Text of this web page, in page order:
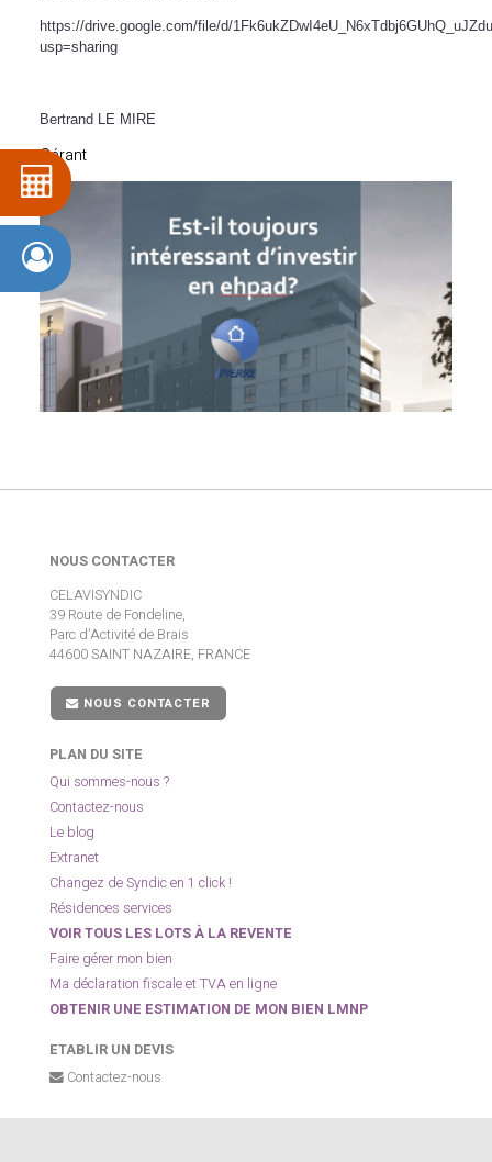
https://drive.google.com/file/d/
usp=sharing
Bertrand LE MIRE
Gérant
NOUS CONTACTER
CELAVISYNDIC
39 Route de Fondeline,
Parc d’Activité de Brais
44600 SAINT NAZAIRE, FRANCE
NOUS CONTACTER
PLAN DU SITE
Qui sommes-nous ?
Contactez-nous
Le blog
Extranet
Changez de Syndic en 1 click !
Résidences services
VOIR TOUS LES LOTS À LA REVENTE
Faire gérer mon bien
Ma déclaration fiscale et TVA en ligne
OBTENIR UNE ESTIMATION DE MON BIEN LMNP
ETABLIR UN DEVIS
Contactez-nous